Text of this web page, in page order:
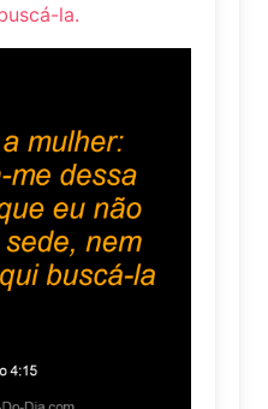
la.